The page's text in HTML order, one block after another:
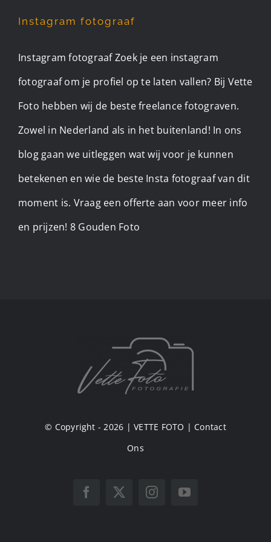
Instagram fotograaf
Instagram fotograaf Zoek je een instagram
fotograaf om je profiel op te laten vallen? Bij Vette
Foto hebben wij de beste freelance fotograven.
Zowel in Nederland als in het buitenland! In ons
blog gaan we uitleggen wat wij voor je kunnen
betekenen en wie de beste Insta fotograaf van dit
moment is. Vraag een offerte aan voor meer info
en prijzen! 8 Gouden Foto
© Copyright - 2026 |VETTE FOTO | Contact
Ons